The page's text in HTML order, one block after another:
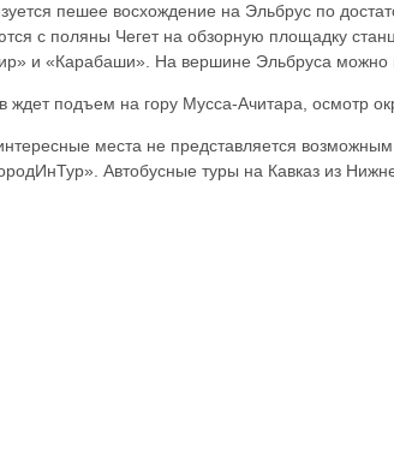
пешее восхождение на Эльбрус по
с поляны Чегет на обзорную площадку
и «Карабаши». На вершине Эльбруса можно
ждет подъем на гору Мусса-Ачитара, осмотр
места не представляется
Автобусные туры на Кавказ из